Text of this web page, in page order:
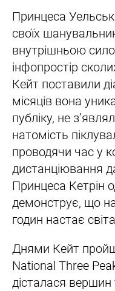
Принцеса
своїх
внутрішньою
інфопростір
Кейт поставили
місяців вона
публіку, не
натомість
проводячи час у
дистанціювання
Принцеса Кетрін
демонструє, що
годин настає
Днями Кейт
National Three
дісталася